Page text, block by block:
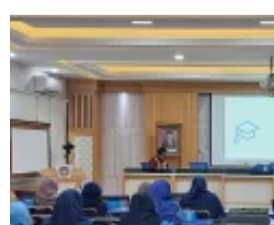
Praktikum
di
Laboratorium
IPA
UNY